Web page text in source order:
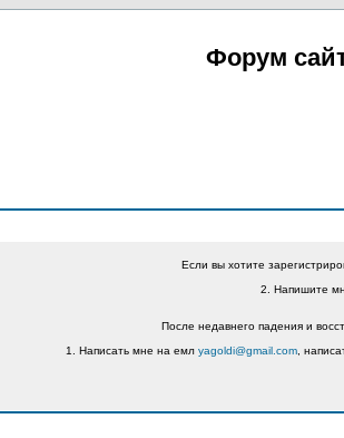
Форум
Если вы хотите
2. Напишите
После недавнего падения и
1. Написать мне на емл yagoldi@gmail.com ,